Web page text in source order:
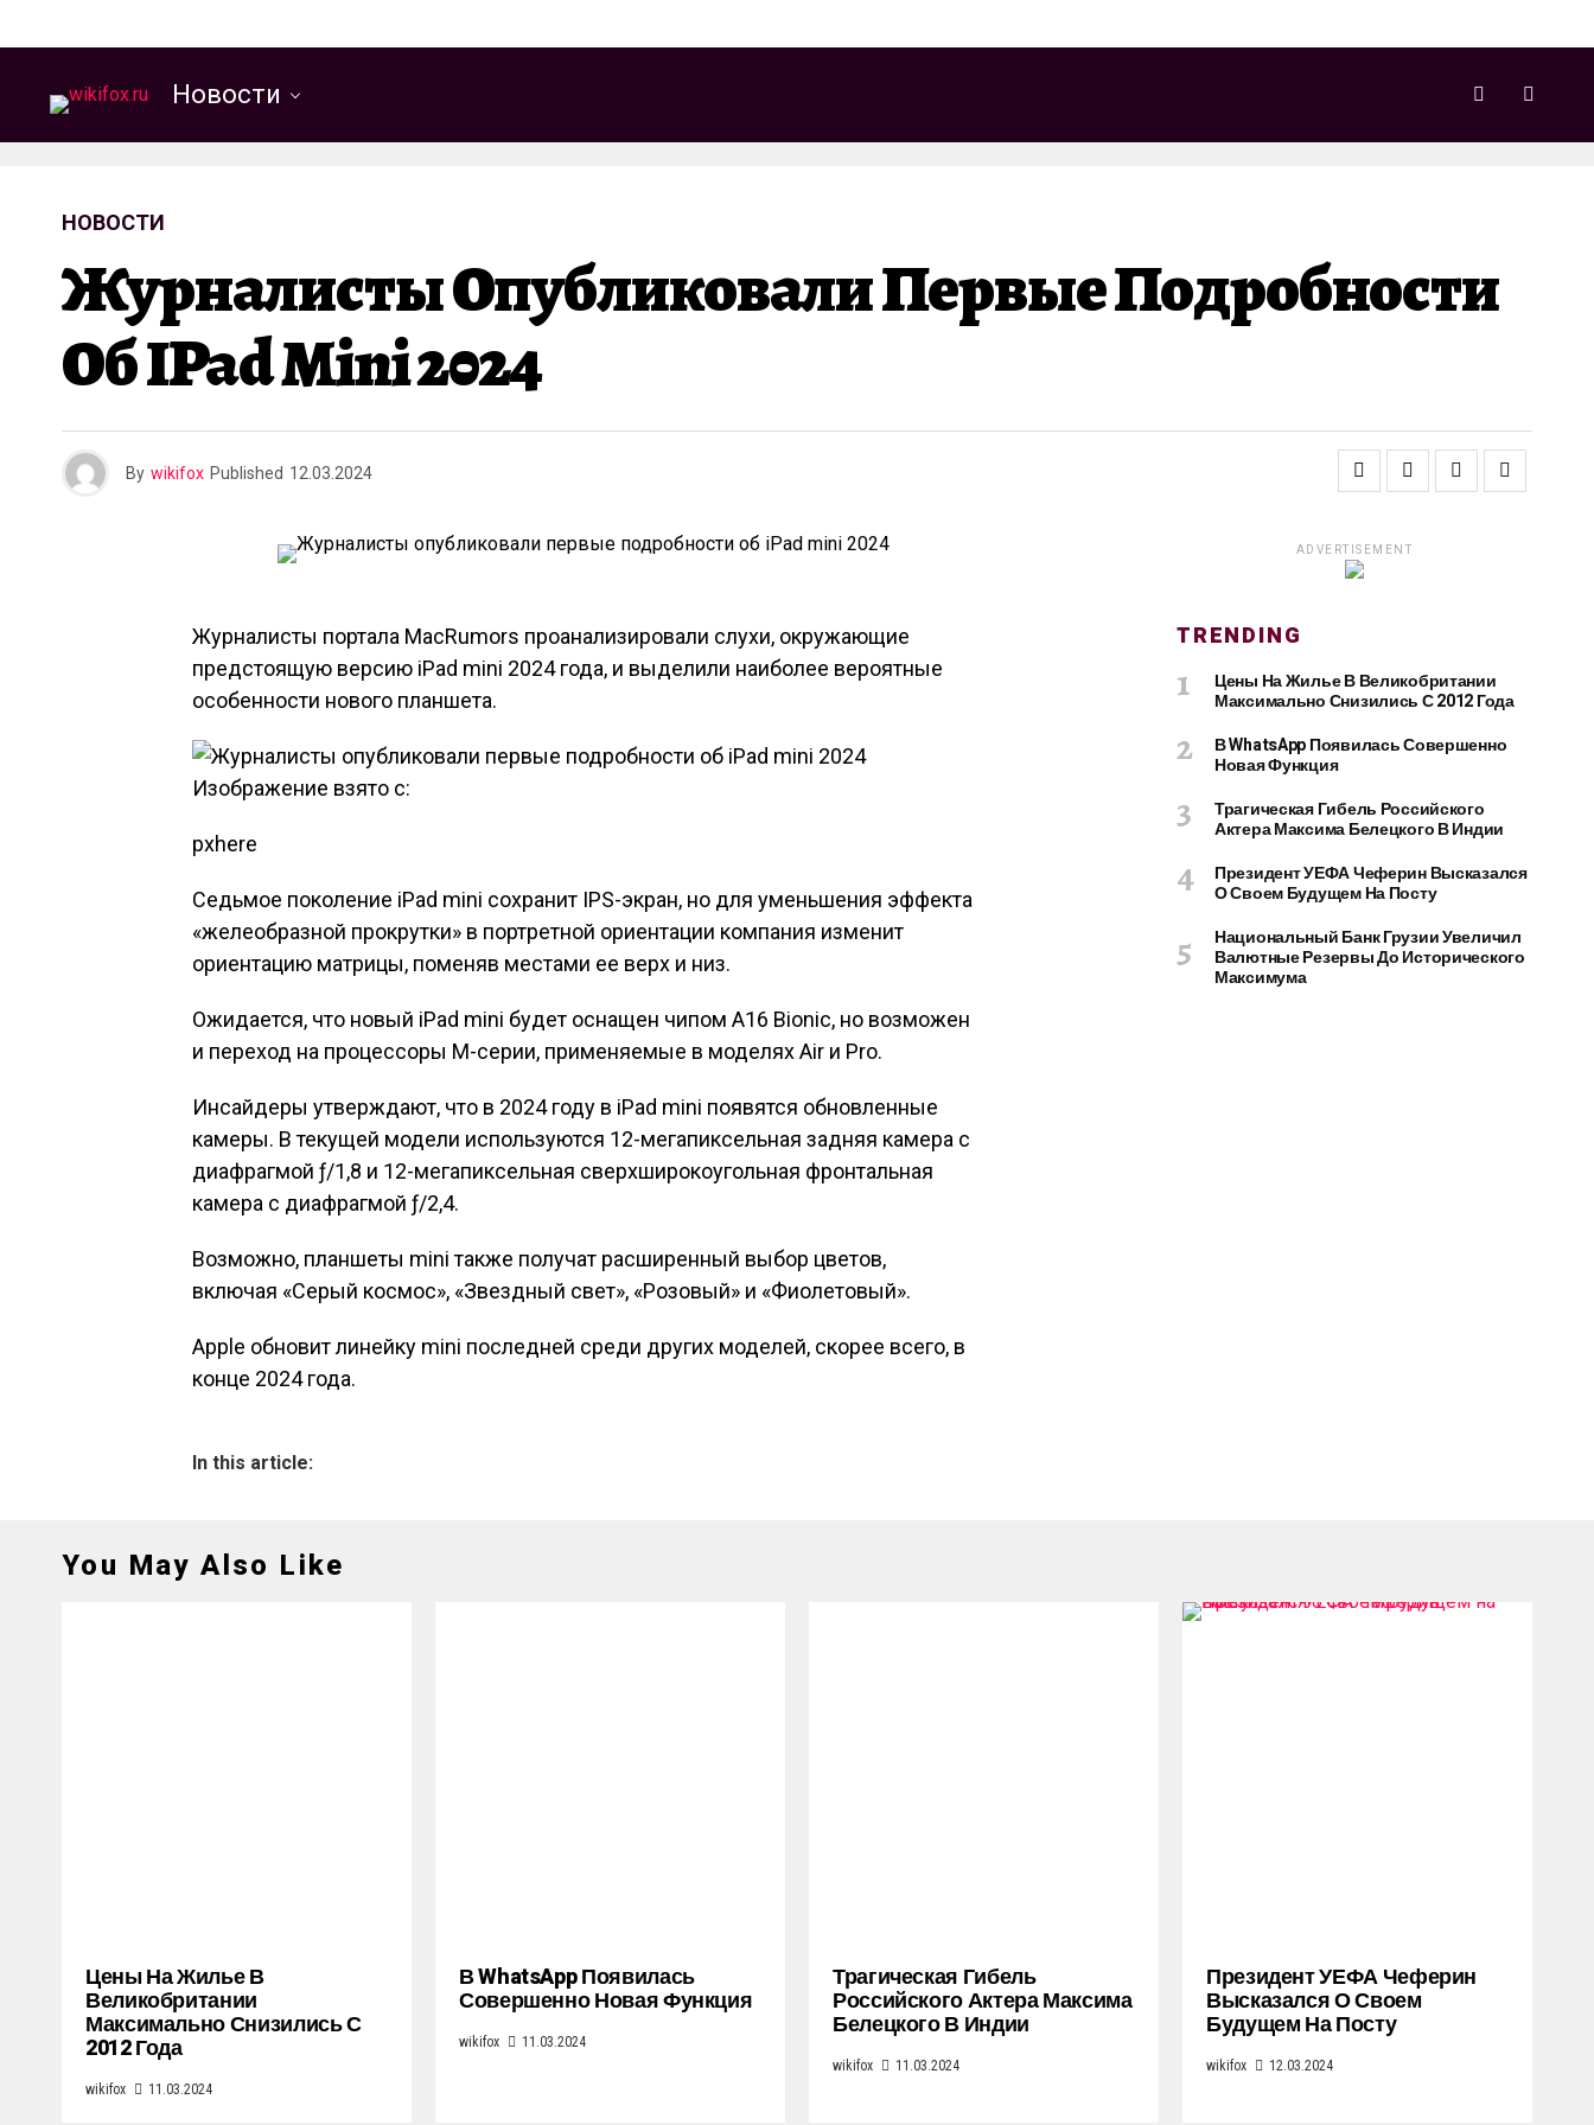
Новости
НОВОСТИ
Журналисты Опубликовали Первые Подробности
Об IPad Mini 2024
By wikifox Published 12.03.2024
Журналисты портала MacRumors проанализировали слухи, окружающие
предстоящую версию iPad mini 2024 года, и выделили наиболее вероятные
особенности нового планшета.
Изображение взято с:
pxhere
Седьмое поколение iPad mini сохранит IPS-экран, но для уменьшения эффекта
«желеобразной прокрутки» в портретной ориентации компания изменит
ориентацию матрицы, поменяв местами ее верх и низ.
Ожидается, что новый iPad mini будет оснащен чипом A16 Bionic, но возможен
и переход на процессоры М-серии, применяемые в моделях Air и Pro.
Инсайдеры утверждают, что в 2024 году в iPad mini появятся обновленные
камеры. В текущей модели используются 12-мегапиксельная задняя камера с
диафрагмой ƒ/1,8 и 12-мегапиксельная сверхширокоугольная фронтальная
камера с диафрагмой ƒ/2,4.
Возможно, планшеты mini также получат расширенный выбор цветов,
включая «Серый космос», «Звездный свет», «Розовый» и «Фиолетовый».
Apple обновит линейку mini последней среди других моделей, скорее всего, в
конце 2024 года.
In this article:
ADVERTISEMENT
TRENDING
Цены На Жилье В Великобритании
Максимально Снизились С 2012 Года
В WhatsApp Появилась Совершенно
Новая Функция
Трагическая Гибель Российского
Актера Максима Белецкого В Индии
Президент УЕФА Чеферин Высказался
О Своем Будущем На Посту
Национальный Банк Грузии Увеличил
Валютные Резервы До Исторического
Максимума
You May Also Like
Цены На Жилье В
Великобритании
Максимально Снизились С
2012 Года
wikifox 11.03.2024
В WhatsApp Появилась
Совершенно Новая Функция
wikifox 11.03.2024
Трагическая Гибель
Российского Актера Максима
Белецкого В Индии
wikifox 11.03.2024
Президент УЕФА Чеферин
Высказался О Своем
Будущем На Посту
wikifox 12.03.2024